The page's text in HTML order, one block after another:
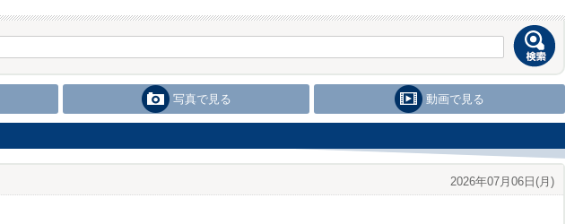
写真で見る 動画で見る
2026年07月06日(月)